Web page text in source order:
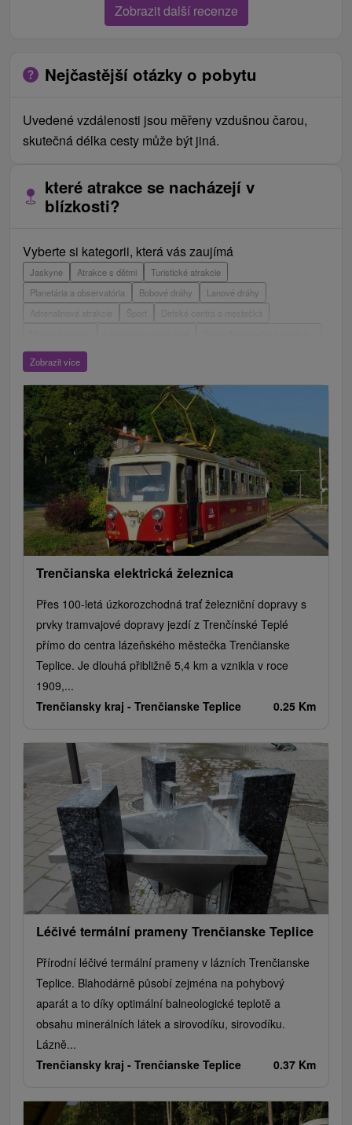
Zobrazit další recenze
Nejčastější otázky o pobytu
Uvedené vzdálenosti jsou měřeny vzdušnou čarou,
skutečná délka cesty může být jiná.
které atrakce se nacházejí v
blízkosti?
Vyberte si kategorii, která vás zaujímá
Jaskyne Atrakce s dětmi
Turistické atrakcie
Planetária a observatória
Bobové dráhy
Lanové dráhy
Adrenalinové atrakcie
Detské centrá a mestečká
ZOO a zvieracie farmy
Hrady, zámky, zrúcaniny
Mestské a zámocké parky
Vyhliadkové lety a plavby
Jazerá, plesá, vodné nádrže
Technické pamiatky
Pamätníky
Vodopády
Drevené kostolíky Pramene Divadlá
Jazda na koni
Túry a turistické chodníky
Kaštiele Horské chaty
Sakrálne miesta
Plte, rafting, splavy
Architektonické stavby
Lyžiarske strediská
Golfové ihriská
Motokárové dráhy
Amfiteátre a kiná v prírode
Vínne cesty
Cyklotrasy
Zobrazit více
Trenčianska elektrická železnica
Přes 100-letá úzkorozchodná trať železniční dopravy s
prvky tramvajové dopravy jezdí z Trenčínské Teplé
přímo do centra lázeňského městečka Trenčianske
Teplice. Je dlouhá přibližně 5,4 km a vznikla v roce
1909,...
Trenčiansky kraj - Trenčianske Teplice 0.25 Km
Léčivé termální prameny Trenčianske Teplice
Přírodní léčivé termální prameny v lázních Trenčianske
Teplice. Blahodárně působí zejména na pohybový
aparát a to díky optimální balneologické teplotě a
obsahu minerálních látek a sirovodíku, sirovodíku.
Lázně...
Trenčiansky kraj - Trenčianske Teplice 0.37 Km